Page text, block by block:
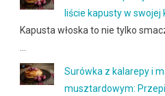
liście kapusty w swojej
Kapusta włoska to nie tylko
…
Surówka z kalarepy i
musztardowym: